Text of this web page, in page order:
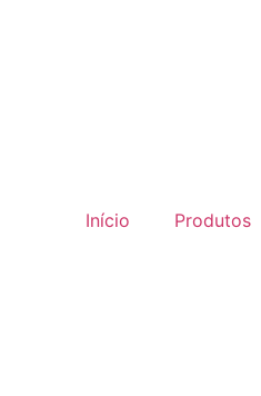
Início Produtos